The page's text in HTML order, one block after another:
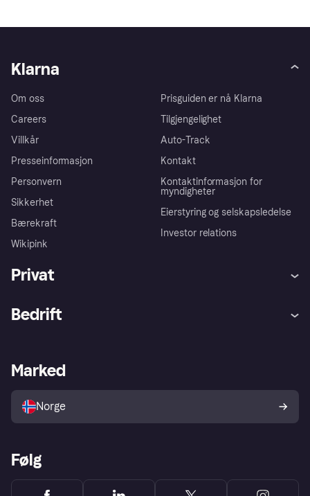
Klarna
Om oss
Careers
Villkår
Presseinformasjon
Personvern
Sikkerhet
Bærekraft
Wikipink
Prisguiden er nå Klarna
Tilgjengelighet
Auto-Track
Kontakt
Kontaktinformasjon for
myndigheter
Eierstyring og selskapsledelse
Investor relations
Privat
Utforsk butikker
Bedrift
Merchant portal
Marked
Norge
Følg